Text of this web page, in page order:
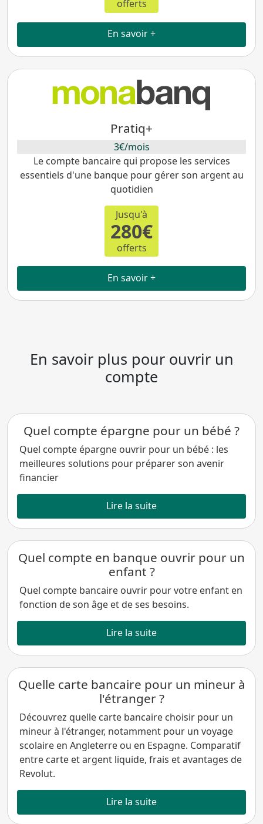
offerts
En savoir +
Pratiq+
3€/mois
Le compte bancaire qui propose les services
essentiels d'une banque pour gérer son argent au
quotidien
Jusqu'à
280€
offerts
En savoir +
En savoir plus pour ouvrir un
compte
Quel compte épargne pour un bébé ?
Quel compte épargne ouvrir pour un bébé : les
meilleures solutions pour préparer son avenir
financier
Lire la suite
Quel compte en banque ouvrir pour un
enfant ?
Quel compte bancaire ouvrir pour votre enfant en
fonction de son âge et de ses besoins.
Lire la suite
Quelle carte bancaire pour un mineur à
l'étranger ?
Découvrez quelle carte bancaire choisir pour un
mineur à l'étranger, notamment pour un voyage
scolaire en Angleterre ou en Espagne. Comparatif
entre carte et argent liquide, frais et avantages de
Revolut.
Lire la suite